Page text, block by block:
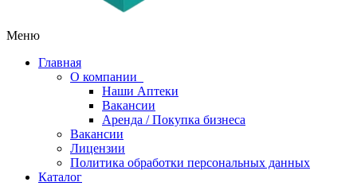
Меню
Главная
О компании
Наши Аптеки
Вакансии
Аренда / Покупка бизнеса
Вакансии
Лицензии
Политика обработки персональных данных
Каталог